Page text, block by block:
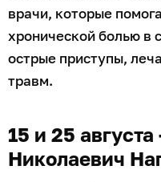
врачи, которые
хронической болью в
острые приступы,
травм.
15 и 25
Николаевич